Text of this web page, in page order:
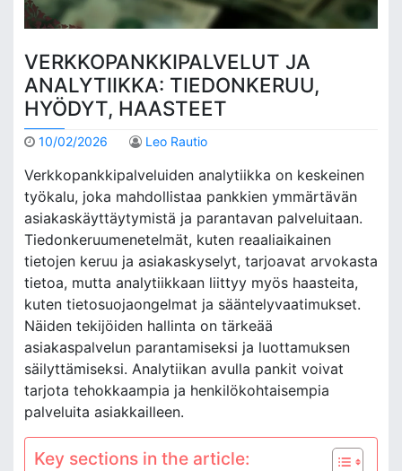
VERKKOPANKKIPALVELUT JA
ANALYTIIKKA: TIEDONKERUU,
HYÖDYT, HAASTEET
10/02/2026 Leo Rautio
Verkkopankkipalveluiden analytiikka on keskeinen
työkalu, joka mahdollistaa pankkien ymmärtävän
asiakaskäyttäytymistä ja parantavan palveluitaan.
Tiedonkeruumenetelmät, kuten reaaliaikainen
tietojen keruu ja asiakaskyselyt, tarjoavat arvokasta
tietoa, mutta analytiikkaan liittyy myös haasteita,
kuten tietosuojaongelmat ja sääntelyvaatimukset.
Näiden tekijöiden hallinta on tärkeää
asiakaspalvelun parantamiseksi ja luottamuksen
säilyttämiseksi. Analytiikan avulla pankit voivat
tarjota tehokkaampia ja henkilökohtaisempia
palveluita asiakkailleen.
Key sections in the article: